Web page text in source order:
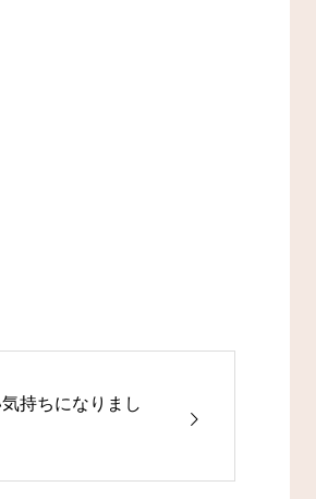
持ちになりまし